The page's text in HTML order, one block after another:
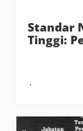
Standar
Tinggi: